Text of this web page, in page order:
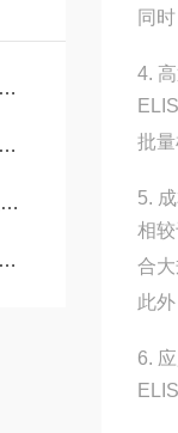
同
4.
批
5.
相
合
此
6.